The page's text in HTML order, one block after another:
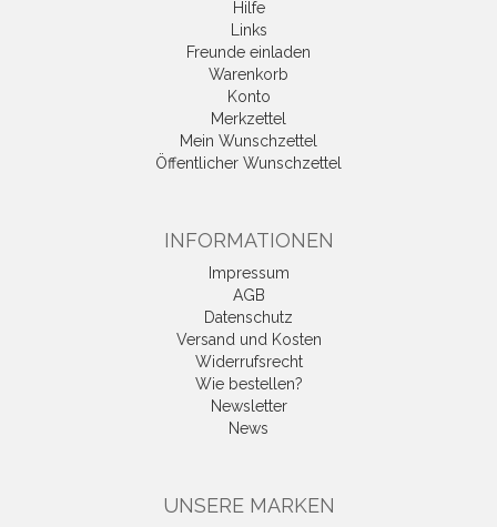
Hilfe
Links
Freunde einladen
Warenkorb
Konto
Merkzettel
Mein Wunschzettel
Öffentlicher Wunschzettel
INFORMATIONEN
Impressum
AGB
Datenschutz
Versand und Kosten
Widerrufsrecht
Wie bestellen?
Newsletter
News
UNSERE MARKEN